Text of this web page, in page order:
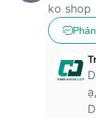
ko shop
ạ,